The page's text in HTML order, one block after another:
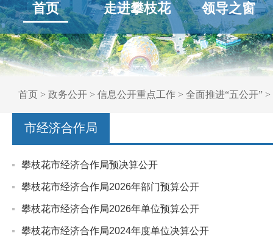
首页 走进攀枝花 领导之窗
首页 > 政务公开 > 信息公开重点工作 > 全面推进“五公开” >
市经济合作局
攀枝花市经济合作局预决算公开
攀枝花市经济合作局2026年部门预算公开
攀枝花市经济合作局2026年单位预算公开
攀枝花市经济合作局2024年度单位决算公开